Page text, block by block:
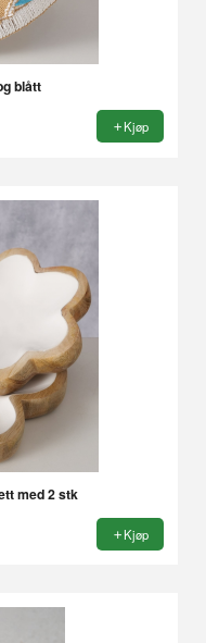
blått
Kjøp
med 2 stk
Kjøp